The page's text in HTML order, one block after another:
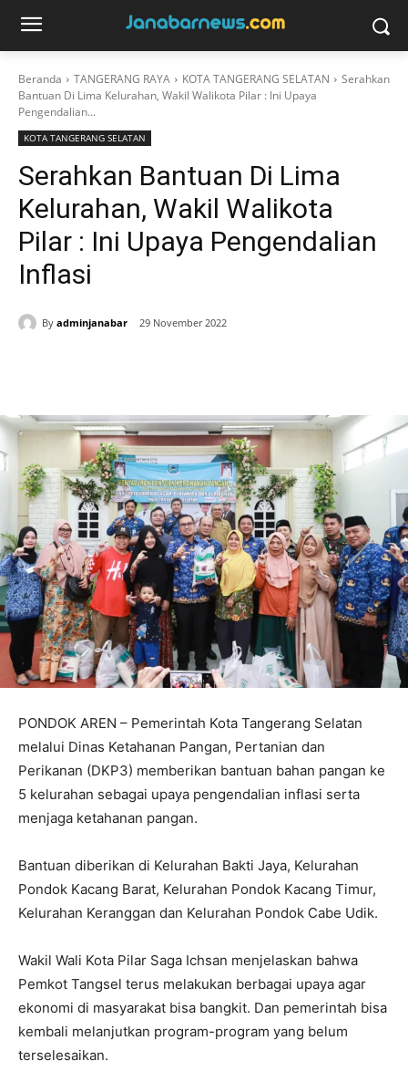
Beranda TANGERANG RAYA KOTA TANGERANG SELATAN
Serahkan
Bantuan Di Lima Kelurahan, Wakil Walikota Pilar : Ini Upaya
Pengendalian...
KOTA TANGERANG SELATAN
Serahkan Bantuan Di Lima
Kelurahan, Wakil Walikota
Pilar : Ini Upaya Pengendalian
Inflasi
By adminjanabar 29 November 2022
PONDOK AREN – Pemerintah Kota Tangerang Selatan
melalui Dinas Ketahanan Pangan, Pertanian dan
Perikanan (DKP3) memberikan bantuan bahan pangan ke
5 kelurahan sebagai upaya pengendalian inflasi serta
menjaga ketahanan pangan.
Bantuan diberikan di Kelurahan Bakti Jaya, Kelurahan
Pondok Kacang Barat, Kelurahan Pondok Kacang Timur,
Kelurahan Keranggan dan Kelurahan Pondok Cabe Udik.
Wakil Wali Kota Pilar Saga Ichsan menjelaskan bahwa
Pemkot Tangsel terus melakukan berbagai upaya agar
ekonomi di masyarakat bisa bangkit. Dan pemerintah bisa
kembali melanjutkan program-program yang belum
terselesaikan.